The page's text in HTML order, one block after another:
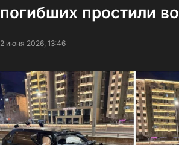
погибших простили
2 июня 2026, 13:46